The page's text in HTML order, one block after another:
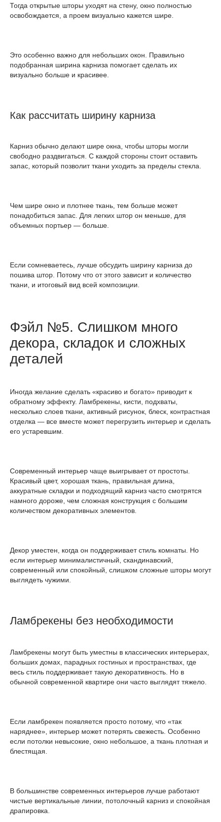
Тогда открытые шторы уходят на стену, окно полностью
освобождается, а проем визуально кажется шире.
Это особенно важно для небольших окон. Правильно
подобранная ширина карниза помогает сделать их
визуально больше и красивее.
Как рассчитать ширину карниза
Карниз обычно делают шире окна, чтобы шторы могли
свободно раздвигаться. С каждой стороны стоит оставить
запас, который позволит ткани уходить за пределы стекла.
Чем шире окно и плотнее ткань, тем больше может
понадобиться запас. Для легких штор он меньше, для
объемных портьер — больше.
Если сомневаетесь, лучше обсудить ширину карниза до
пошива штор. Потому что от этого зависит и количество
ткани, и итоговый вид всей композиции.
Фэйл №5. Слишком много
декора, складок и сложных
деталей
Иногда желание сделать «красиво и богато» приводит к
обратному эффекту. Ламбрекены, кисти, подхваты,
несколько слоев ткани, активный рисунок, блеск, контрастная
отделка — все вместе может перегрузить интерьер и сделать
его устаревшим.
Современный интерьер чаще выигрывает от простоты.
Красивый цвет, хорошая ткань, правильная длина,
аккуратные складки и подходящий карниз часто смотрятся
намного дороже, чем сложная конструкция с большим
количеством декоративных элементов.
Декор уместен, когда он поддерживает стиль комнаты. Но
если интерьер минималистичный, скандинавский,
современный или спокойный, слишком сложные шторы могут
выглядеть чужими.
Ламбрекены без необходимости
Ламбрекены могут быть уместны в классических интерьерах,
больших домах, парадных гостиных и пространствах, где
весь стиль поддерживает такую декоративность. Но в
обычной современной квартире они часто выглядят тяжело.
Если ламбрекен появляется просто потому, что «так
наряднее», интерьер может потерять свежесть. Особенно
если потолки невысокие, окно небольшое, а ткань плотная и
блестящая.
В большинстве современных интерьеров лучше работают
чистые вертикальные линии, потолочный карниз и спокойная
драпировка.